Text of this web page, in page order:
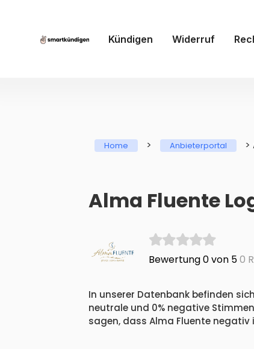
Kündigen Widerruf
Home > Anbieterportal >
Alma Fluente
Bewertung 0 von 50
In unserer Datenbank befinden
neutrale und 0% negative
sagen, dass Alma Fluente negativ